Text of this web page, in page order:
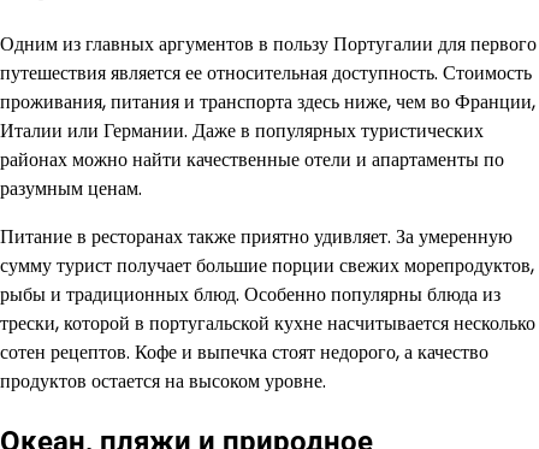
Одним из главных аргументов в пользу Португалии для первого
путешествия является ее относительная доступность. Стоимость
проживания, питания и транспорта здесь ниже, чем во Франции,
Италии или Германии. Даже в популярных туристических
районах можно найти качественные отели и апартаменты по
разумным ценам.
Питание в ресторанах также приятно удивляет. За умеренную
сумму турист получает большие порции свежих морепродуктов,
рыбы и традиционных блюд. Особенно популярны блюда из
трески, которой в португальской кухне насчитывается несколько
сотен рецептов. Кофе и выпечка стоят недорого, а качество
продуктов остается на высоком уровне.
Океан, пляжи и природное